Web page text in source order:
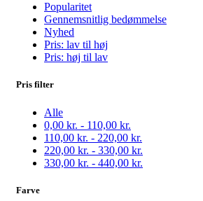
Popularitet
Gennemsnitlig bedømmelse
Nyhed
Pris: lav til høj
Pris: høj til lav
Pris filter
Alle
0,00 kr. - 110,00 kr.
110,00 kr. - 220,00 kr.
220,00 kr. - 330,00 kr.
330,00 kr. - 440,00 kr.
Farve